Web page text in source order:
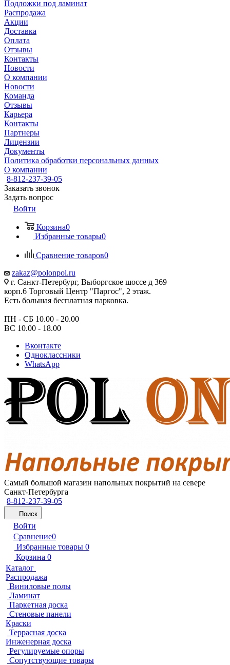
Подложки под ламинат
Распродажа
Акции
Доставка
Оплата
Отзывы
Контакты
Новости
О компании
Новости
Команда
Отзывы
Карьера
Контакты
Партнеры
Лицензии
Документы
Политика обработки персональных данных
О компании
8-812-237-39-05
Заказать звонок
Задать вопрос
Войти
Корзина0
Избранные товары0
Сравнение товаров0
zakaz@polonpol.ru
г. Санкт-Петербург, Выборгское шоссе д 369
корп.6 Торговый Центр "Паргос", 2 этаж.
Есть большая бесплатная парковка.
ПН - СБ 10.00 - 20.00
ВС 10.00 - 18.00
Вконтакте
Одноклассники
WhatsApp
Самый большой магазин напольных покрытий на севере
Санкт-Петербурга
8-812-237-39-05
Поиск
Войти
Сравнение0
Избранные товары 0
Корзина 0
Каталог
Распродажа
Виниловые полы
Ламинат
Паркетная доска
Стеновые панели
Краски
Террасная доска
Инженерная доска
Регулируемые опоры
Сопутствующие товары